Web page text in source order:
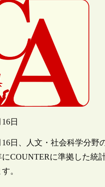
日
16日、人文・社会科学分
にCOUNTERに準拠した統
。